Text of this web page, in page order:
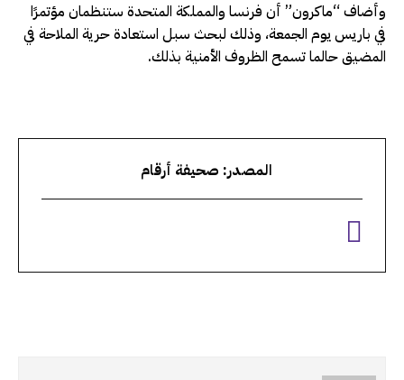
وأضاف “ماكرون” أن فرنسا والمملكة المتحدة ستنظمان مؤتمرًا
في باريس يوم الجمعة، وذلك لبحث سبل استعادة حرية الملاحة في
المضيق حالما تسمح الظروف الأمنية بذلك.
المصدر: صحيفة أرقام